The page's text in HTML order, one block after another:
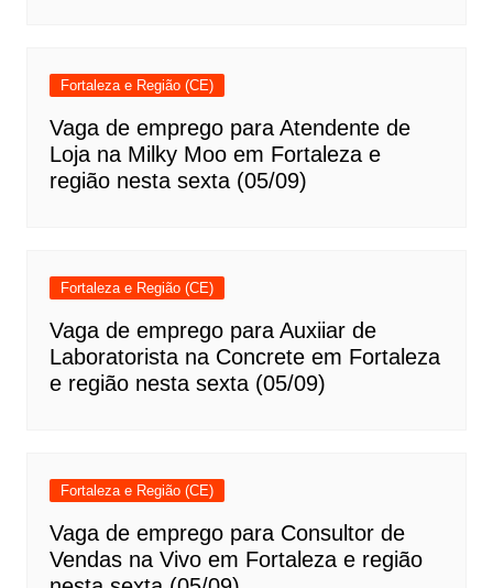
Fortaleza e Região (CE)
Vaga de emprego para Atendente de
Loja na Milky Moo em Fortaleza e
região nesta sexta (05/09)
Fortaleza e Região (CE)
Vaga de emprego para Auxiiar de
Laboratorista na Concrete em Fortaleza
e região nesta sexta (05/09)
Fortaleza e Região (CE)
Vaga de emprego para Consultor de
Vendas na Vivo em Fortaleza e região